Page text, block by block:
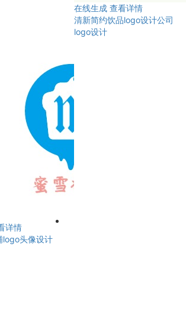
在线生成 查看详情
清新简约饮品logo设计公司
logo设计
详情
logo头像设计